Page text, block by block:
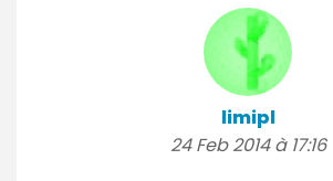
limipl
24 Feb 2014 à 17:16